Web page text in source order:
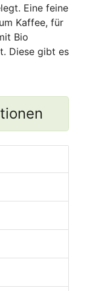
Eine feine
Kaffee, für
Bio
Diese gibt es